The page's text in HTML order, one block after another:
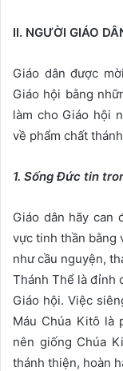
II. NGƯỜI GIÁO DÂ
Giáo dân được
Giáo hội bằng
làm cho Giáo hội
về phẩm chất
1. Sống Đức tin
Giáo dân hãy can
vực tinh thần bằng
như cầu nguyện,
Thánh Thể là đỉnh
Giáo hội. Việc
Máu Chúa Kitô là
nên giống Chúa
thánh thiện, hoàn